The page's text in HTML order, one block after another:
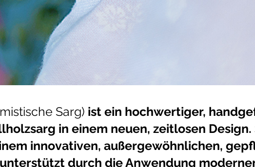
Sarg) ist ein hochwertiger,
in einem neuen, zeitlosen Design.
innovativen, außergewöhnlichen,
durch die Anwendung